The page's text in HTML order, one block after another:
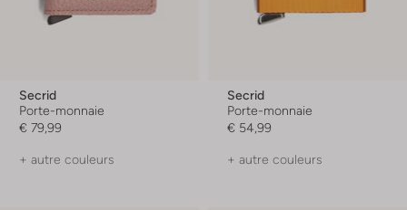
Secrid
Porte-monnaie
€ 79,99
+ autre couleurs
Secrid
Porte-monnaie
€ 54,99
+ autre couleurs